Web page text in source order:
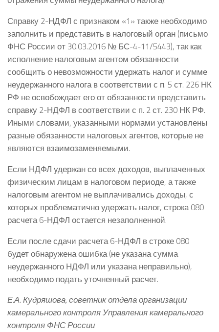
Справку 2-НДФЛ с признаком «1» также необходимо
заполнить и представить в налоговый орган (письмо
ФНС России от 30.03.2016 № БС-4-11/5443), так как
исполнение налоговым агентом обязанности
сообщить о невозможности удержать налог и сумме
неудержанного налога в соответствии с п. 5 ст. 226 НК
РФ не освобождает его от обязанности представить
справку 2-НДФЛ в соответствии с п. 2 ст. 230 НК РФ.
Иными словами, указанными нормами установлены
разные обязанности налоговых агентов, которые не
являются взаимозаменяемыми.
Если НДФЛ удержан со всех доходов, выплаченных
физическим лицам в налоговом периоде, а также
налоговым агентом не выплачивались доходы, с
которых проблематично удержать налог, строка 080
расчета 6-НДФЛ остается незаполненной.
Если после сдачи расчета 6-НДФЛ в строке 080
будет обнаружена ошибка (не указана сумма
неудержанного НДФЛ или указана неправильно),
необходимо подать уточненный расчет.
Е.А. Кудряшова, советник отдела организации
камерального контроля Управления камерального
контроля ФНС России